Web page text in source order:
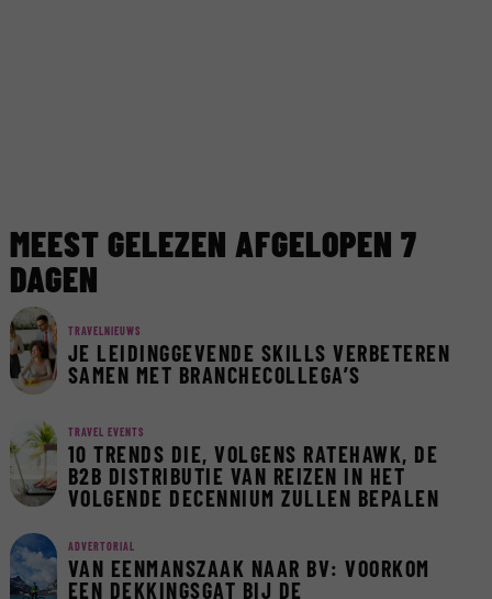
MEEST GELEZEN AFGELOPEN 7
DAGEN
TRAVELNIEUWS
JE LEIDINGGEVENDE SKILLS VERBETEREN
SAMEN MET BRANCHECOLLEGA’S
TRAVEL EVENTS
10 TRENDS DIE, VOLGENS RATEHAWK, DE
B2B DISTRIBUTIE VAN REIZEN IN HET
VOLGENDE DECENNIUM ZULLEN BEPALEN
ADVERTORIAL
VAN EENMANSZAAK NAAR BV: VOORKOM
EEN DEKKINGSGAT BIJ DE